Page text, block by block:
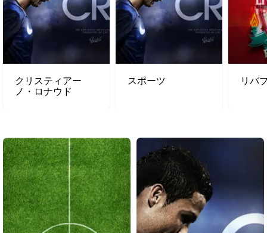
クリスティアー
ノ・ロナウド
スポーツ リバ